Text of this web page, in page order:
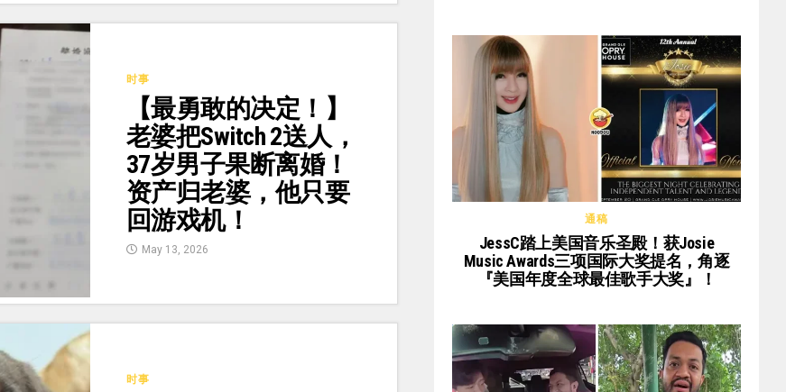
时事
【最勇敢的决定！】
老婆把Switch 2送人，
37岁男子果断离婚！
资产归老婆，他只要
回游戏机！
May 13, 2026
时事
通稿
JessC踏上美国音乐圣殿！获Josie
Music Awards三项国际大奖提名，角逐
『美国年度全球最佳歌手大奖』！